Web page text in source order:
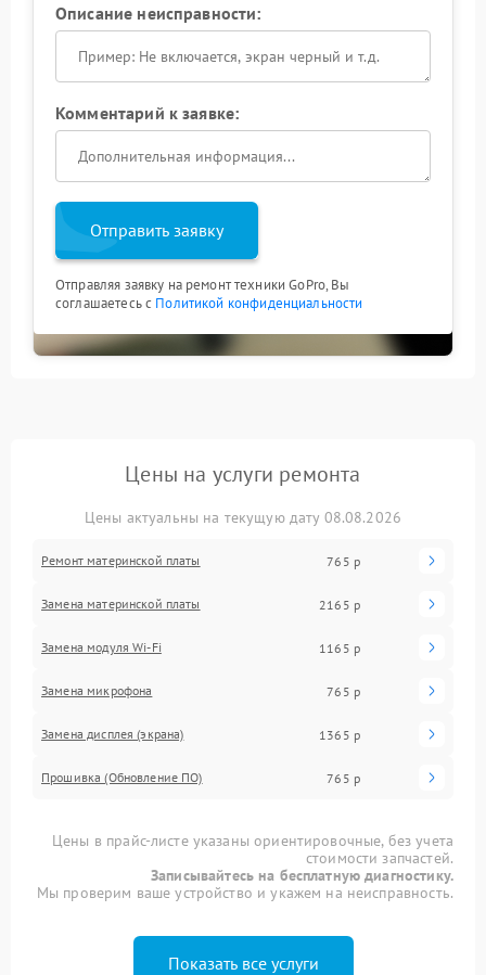
Описание неисправности:
Комментарий к заявке:
Отправить заявку
Отправляя заявку на ремонт техники GoPro, Вы
соглашаетесь с Политикой конфиденциальности
Цены на услуги ремонта
Цены актуальны на текущую дату 08.08.2026
Ремонт материнской платы 765 р
Замена материнской платы 2165 р
Замена модуля Wi-Fi 1165 р
Замена микрофона 765 р
Замена дисплея (экрана) 1365 р
Прошивка (Обновление ПО) 765 р
Цены в прайс-листе указаны ориентировочные, без учета
стоимости запчастей.
Записывайтесь на бесплатную диагностику.
Мы проверим ваше устройство и укажем на неисправность.
Показать все услуги